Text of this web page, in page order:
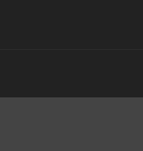
д.60/1, кв.386